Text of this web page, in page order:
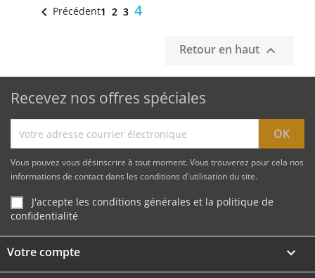
véhicules professionnels.
 Précédent1 2 3 4
Retour en haut 
Recevez nos offres spéciales
Vous pouvez vous désinscrire à tout moment. Vous trouverez pour cela nos
informations de contact dans les conditions d'utilisation du site.
J'accepte les conditions générales et la politique de
confidentialité
Votre compte 